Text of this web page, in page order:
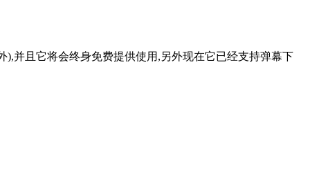
并且它将会终身免费提供使用,另外现在它已经支持弹幕下